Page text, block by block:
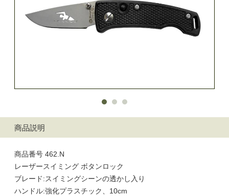
商品説明
商品番号 462.N
レーザースイミング ボタンロック
ブレード:スイミングシーンの透かし入り
ハンドル:強化プラスチック、10cm